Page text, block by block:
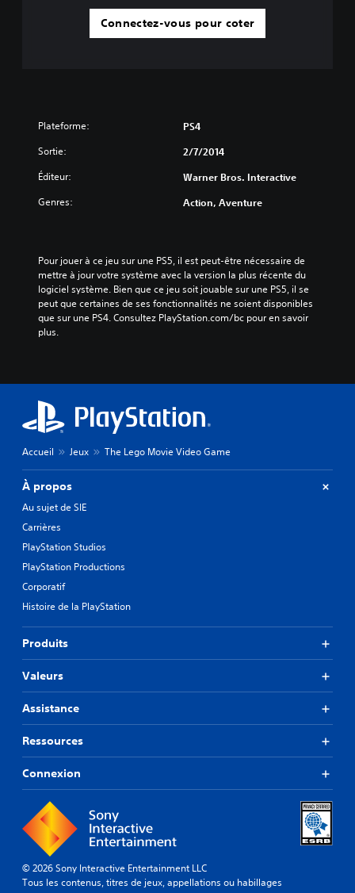
Connectez-vous pour coter
Plateforme: PS4
Sortie: 2/7/2014
Éditeur: Warner Bros. Interactive
Genres: Action, Aventure
Pour jouer à ce jeu sur une PS5, il est peut-être nécessaire de
mettre à jour votre système avec la version la plus récente du
logiciel système. Bien que ce jeu soit jouable sur une PS5, il se
peut que certaines de ses fonctionnalités ne soient disponibles
que sur une PS4. Consultez PlayStation.com/bc pour en savoir
plus.
Accueil Jeux The Lego Movie Video Game
À propos
Au sujet de SIE
Carrières
PlayStation Studios
PlayStation Productions
Corporatif
Histoire de la PlayStation
Produits
Valeurs
Assistance
Ressources
Connexion
© 2026 Sony Interactive Entertainment LLC
Tous les contenus, titres de jeux, appellations ou habillages